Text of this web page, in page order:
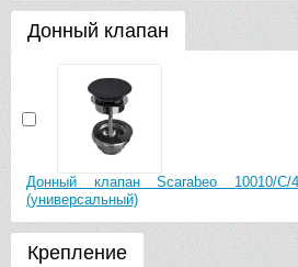
Донный клапан
Донный клапан Scarabeo 10010/
(универсальный)
Крепление